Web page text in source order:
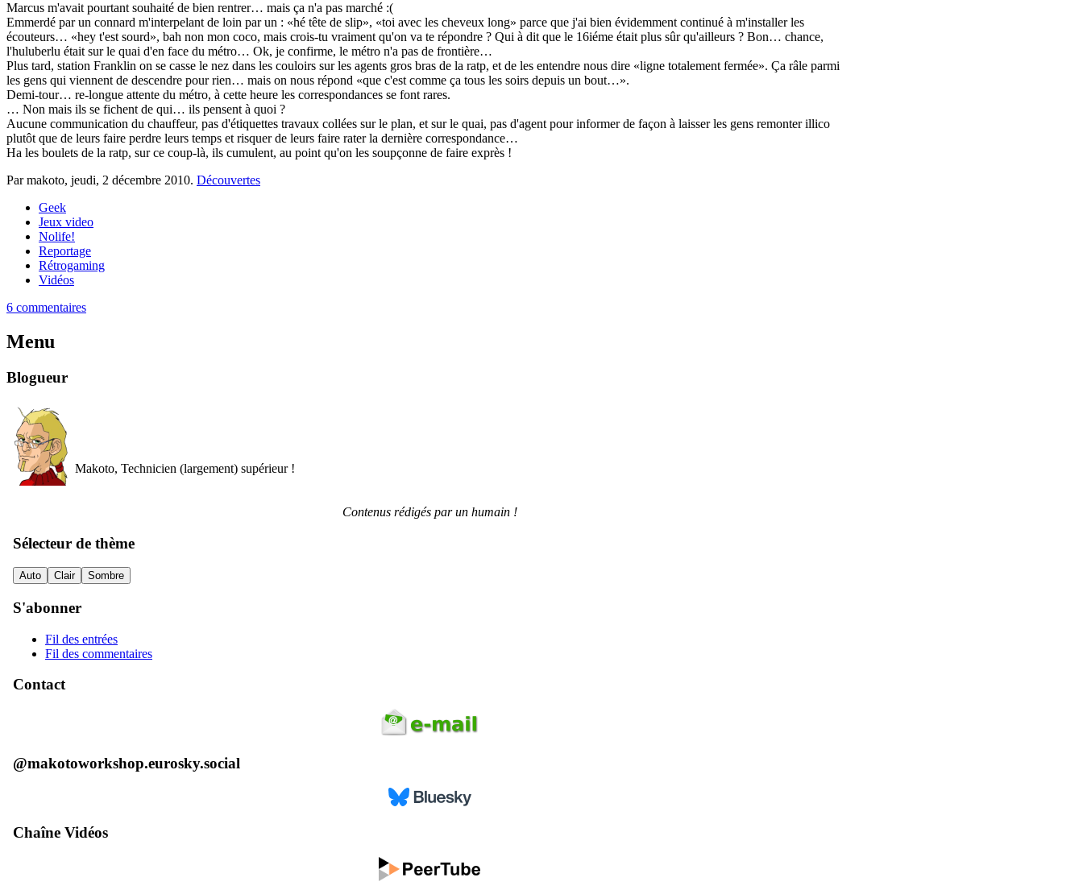
Marcus m'avait pourtant souhaité de bien rentrer… mais ça n'a pas marché :(
Emmerdé par un connard m'interpelant de loin par un : «hé tête de slip», «toi avec les cheveux long» parce que j'ai bien évidemment continué à m'installer les
écouteurs… «hey t'est sourd», bah non mon coco, mais crois-tu vraiment qu'on va te répondre ? Qui à dit que le 16iéme était plus sûr qu'ailleurs ? Bon… chance,
l'huluberlu était sur le quai d'en face du métro… Ok, je confirme, le métro n'a pas de frontière…
Plus tard, station Franklin on se casse le nez dans les couloirs sur les agents gros bras de la ratp, et de les entendre nous dire «ligne totalement fermée». Ça râle parmi
les gens qui viennent de descendre pour rien… mais on nous répond «que c'est comme ça tous les soirs depuis un bout…».
Demi-tour… re-longue attente du métro, à cette heure les correspondances se font rares.
… Non mais ils se fichent de qui… ils pensent à quoi ?
Aucune communication du chauffeur, pas d'étiquettes travaux collées sur le plan, et sur le quai, pas d'agent pour informer de façon à laisser les gens remonter illico
plutôt que de leurs faire perdre leurs temps et risquer de leurs faire rater la dernière correspondance…
Ha les boulets de la ratp, sur ce coup-là, ils cumulent, au point qu'on les soupçonne de faire exprès !
Par makoto, jeudi, 2 décembre 2010. Découvertes
Geek
Jeux video
Nolife!
Reportage
Rétrogaming
Vidéos
6 commentaires
Menu
Blogueur
Makoto, Technicien (largement) supérieur !
Contenus rédigés par un humain !
Sélecteur de thème
Auto Clair Sombre
S'abonner
Fil des entrées
Fil des commentaires
Contact
@makotoworkshop.eurosky.social
Chaîne Vidéos